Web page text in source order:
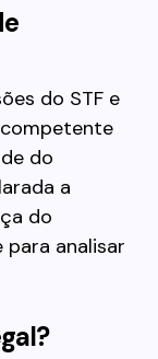
do STF e
do
a
do
analisar